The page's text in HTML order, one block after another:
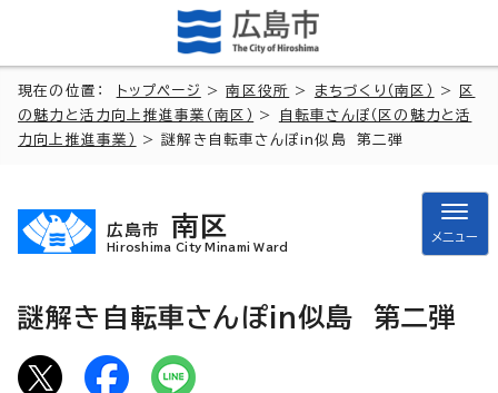
現在の位置： トップページ >南区役所 > まちづくり（南区） >
区
の魅力と活力向上推進事業（南区）
>
自転車さんぽ（区の魅力と活
力向上推進事業）
> 謎解き自転車さんぽin似島 第二弾
広島市 南区
Hiroshima City Minami Ward
メニュー
謎解き自転車さんぽin似島 第二弾